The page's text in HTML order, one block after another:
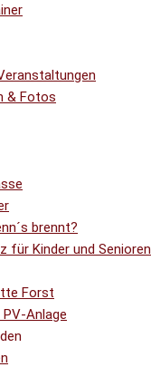
& Fotos
brennt?
für Kinder und Senioren
Forst
Anlage